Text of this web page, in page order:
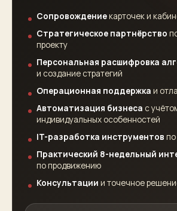
Сопровождениекарточек и
Стратегическое партнёрство
проекту
Персональная расшифровка
и создание стратегий
Операционная поддержка и
Автоматизация бизнеса с
индивидуальных особенностей
IT-разработка инструментов по
Практический 8-недельный
по продвижению
Консультации и точечное